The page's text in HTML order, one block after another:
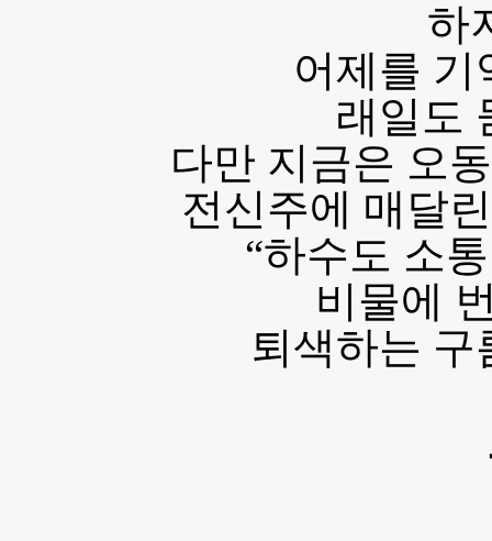
하
어제를 기
래일도
다만 지금은 오
전신주에 매달
“하수도 소
비물에
퇴색하는 구